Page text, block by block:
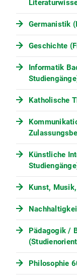
Germanistik
Geschichte
Informatik
Katholische
Künstliche
Kunst,
Pädagogik /
Philosophie